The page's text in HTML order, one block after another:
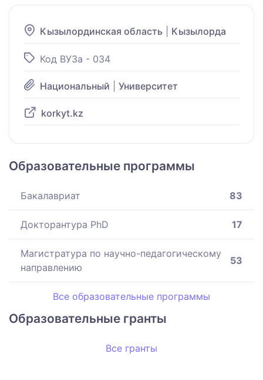
Кызылординская область Кызылорда
Код ВУЗа - 034
Национальный Университет
korkyt.kz
Образовательные программы
Бакалавриат 83
Докторантура PhD 17
Магистратура по научно-педагогическому
направлению
53
Все образовательные программы
Образовательные гранты
Все гранты